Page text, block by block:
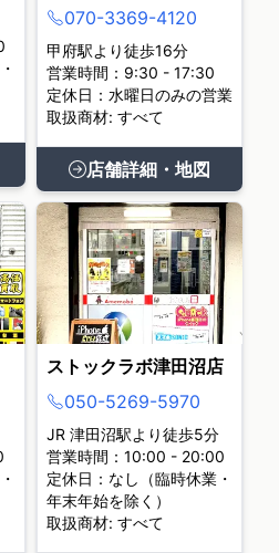
070-3369-4120
甲府駅より徒歩16分
営業時間：9:30 - 17:30
定休日：水曜日のみの営業
取扱商材: すべて
店舗詳細・地図
ストックラボ津田沼店
050-5269-5970
JR 津田沼駅より徒歩5分
営業時間：10:00 - 20:00
定休日：なし（臨時休業・
年末年始を除く）
取扱商材: すべて